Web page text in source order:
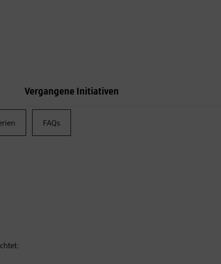
Vergangene Initiativen
FAQs